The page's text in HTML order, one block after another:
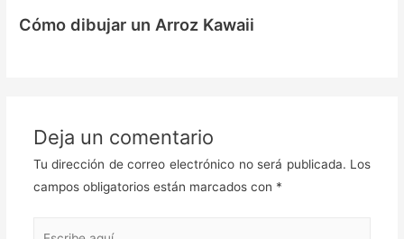
Cómo dibujar un Arroz Kawaii
Deja un comentario
Tu dirección de correo electrónico no será publicada. Los
campos obligatorios están marcados con *